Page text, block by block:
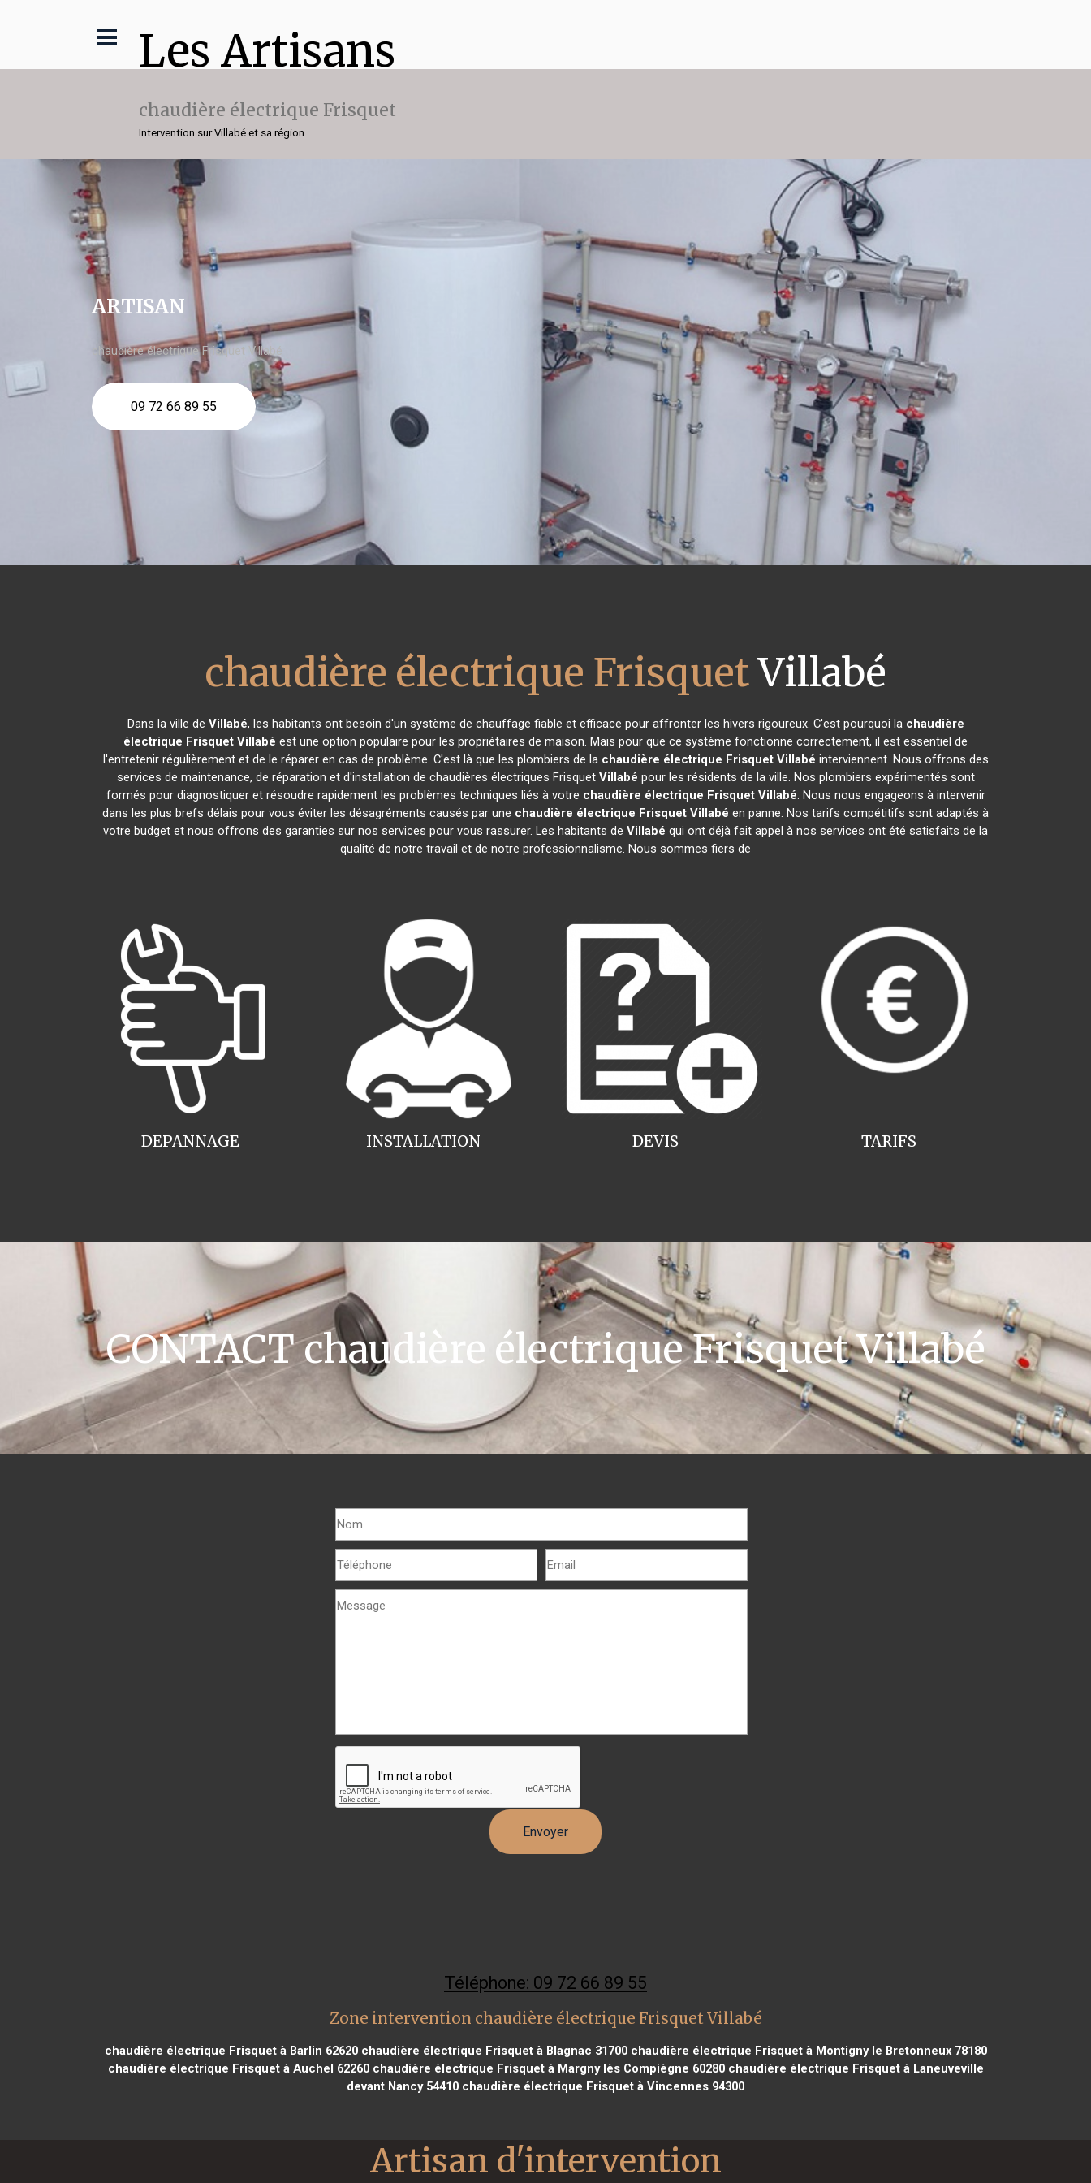
Les Artisans
chaudière électrique Frisquet
Intervention sur Villabé et sa région
ARTISAN
chaudière électrique Frisquet Villabé
09 72 66 89 55
chaudière électrique FrisquetVillabé
Dans la ville de Villabé, les habitants ont besoin d'un système de chauffage fiable et efficace pour affronter les hivers rigoureux. C'est pourquoi la chaudière
électrique Frisquet Villabé est une option populaire pour les propriétaires de maison. Mais pour que ce système fonctionne correctement, il est essentiel de
l'entretenir régulièrement et de le réparer en cas de problème. C'est là que les plombiers de la chaudière électrique Frisquet Villabé interviennent. Nous offrons des
services de maintenance, de réparation et d'installation de chaudières électriques Frisquet Villabé pour les résidents de la ville. Nos plombiers expérimentés sont
formés pour diagnostiquer et résoudre rapidement les problèmes techniques liés à votre chaudière électrique Frisquet Villabé. Nous nous engageons à intervenir
dans les plus brefs délais pour vous éviter les désagréments causés par une chaudière électrique Frisquet Villabé en panne. Nos tarifs compétitifs sont adaptés à
votre budget et nous offrons des garanties sur nos services pour vous rassurer. Les habitants de Villabé qui ont déjà fait appel à nos services ont été satisfaits de la
qualité de notre travail et de notre professionnalisme. Nous sommes fiers de
INSTALLATION
DEPANNAGE TARIFS
DEVIS
CONTACT chaudière électrique Frisquet Villabé
Téléphone: 09 72 66 89 55
Zone intervention chaudière électrique Frisquet Villabé
chaudière électrique Frisquet à Barlin 62620chaudière électrique Frisquet à Blagnac 31700chaudière électrique Frisquet à Montigny le Bretonneux 78180
chaudière électrique Frisquet à Auchel 62260chaudière électrique Frisquet à Margny lès Compiègne 60280chaudière électrique Frisquet à Laneuveville
devant Nancy 54410 chaudière électrique Frisquet à Vincennes 94300
Artisan d'intervention